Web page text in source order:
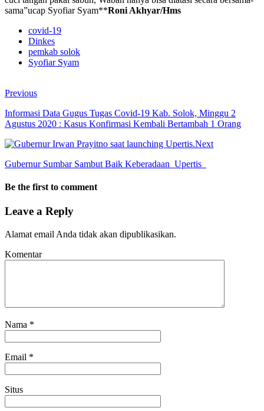
sama”ucap Syofiar Syam**Roni Akhyar/Hms
covid-19
Dinkes
pemkab solok
Syofiar Syam
Previous
Informasi Data Gugus Tugas Covid-19 Kab. Solok, Minggu 2
Agustus 2020 : Kasus Konfirmasi Kembali Bertambah 1 Orang
Next
Gubernur Sumbar Sambut Baik Keberadaan Upertis
Be the first to comment
Leave a Reply
Alamat email Anda tidak akan dipublikasikan.
Komentar
Nama *
Email *
Situs